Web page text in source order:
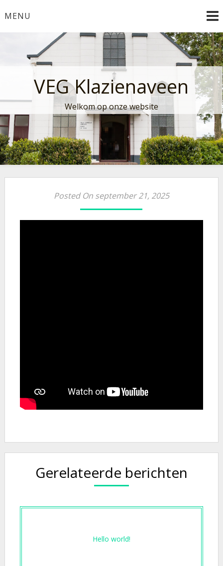
naar
MENU
VEG Klazienaveen
Welkom op onze website
Posted On september 21, 2025
Gerelateerde berichten
Hello world!